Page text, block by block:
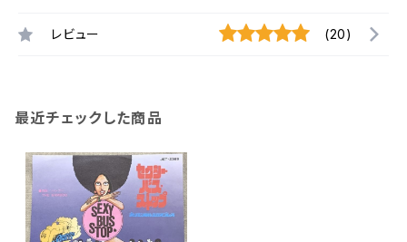
レビュー (20)
最近チェックした商品